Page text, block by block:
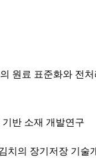
원료 표준화와 전
반 소재 개발연구
치의 장기저장 기술